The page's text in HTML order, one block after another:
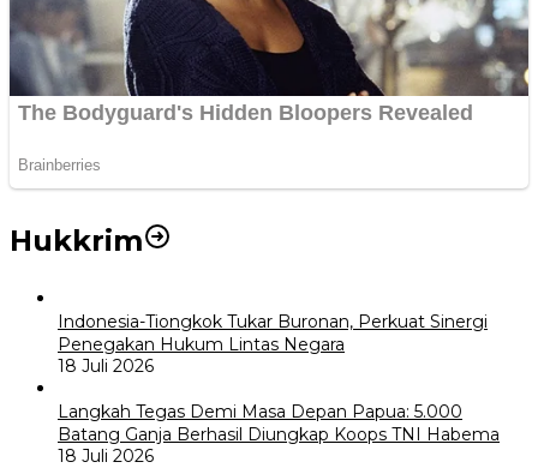
Hukkrim
Indonesia-Tiongkok Tukar Buronan, Perkuat Sinergi
Penegakan Hukum Lintas Negara
18 Juli 2026
Langkah Tegas Demi Masa Depan Papua: 5.000
Batang Ganja Berhasil Diungkap Koops TNI Habema
18 Juli 2026